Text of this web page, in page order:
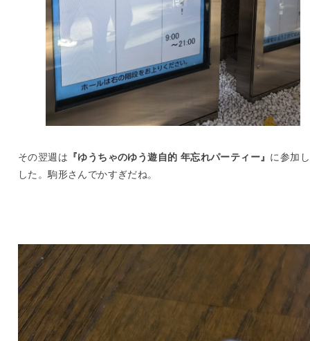
その翌週は 『ゆうちゃのゆう遊自的 年忘れパーティー』 に参加
した。駒形さんでかすぎだね。